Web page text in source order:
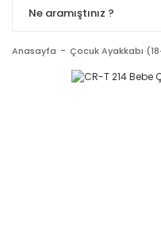
Anasayfa Çocuk Ayakkabı